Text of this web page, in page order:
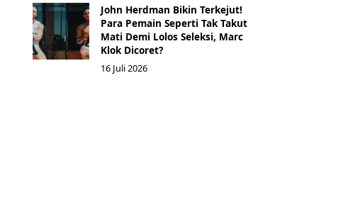
John Herdman Bikin Terkejut!
Para Pemain Seperti Tak Takut
Mati Demi Lolos Seleksi, Marc
Klok Dicoret?
16 Juli 2026